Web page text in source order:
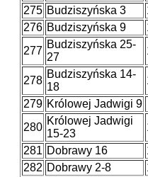
275 Budziszyńska 3
276 Budziszyńska 9
277
Budziszyńska 25-
27
278
Budziszyńska 14-
18
279 Królowej Jadwigi 9
280
Królowej Jadwigi
15-23
281 Dobrawy 16
282 Dobrawy 2-8